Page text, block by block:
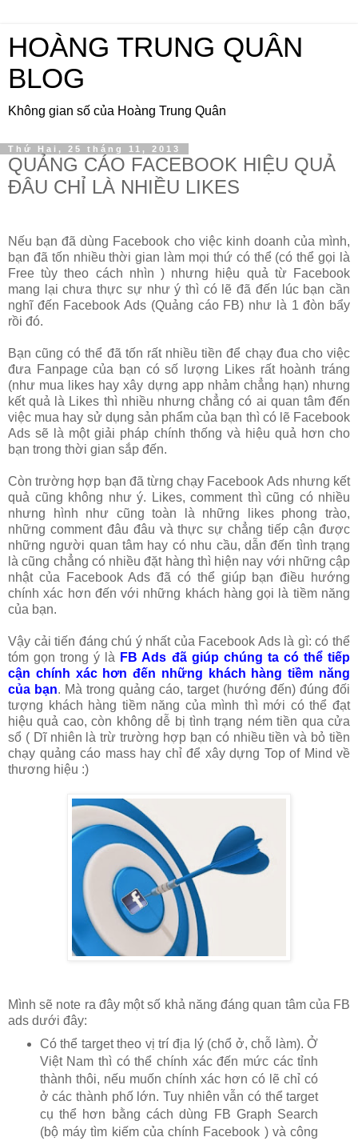
HOÀNG TRUNG QUÂN
BLOG
Không gian số của Hoàng Trung Quân
Thứ Hai, 25 tháng 11, 2013
QUẢNG CÁO FACEBOOK HIỆU QUẢ
ĐÂU CHỈ LÀ NHIỀU LIKES
Nếu bạn đã dùng Facebook cho việc kinh doanh của mình,
bạn đã tốn nhiều thời gian làm mọi thứ có thể (có thể gọi là
Free tùy theo cách nhìn ) nhưng hiệu quả từ Facebook
mang lại chưa thực sự như ý thì có lẽ đã đến lúc bạn cần
nghĩ đến Facebook Ads (Quảng cáo FB) như là 1 đòn bẩy
rồi đó.
Bạn cũng có thể đã tốn rất nhiều tiền để chạy đua cho việc
đưa Fanpage của bạn có số lượng Likes rất hoành tráng
(như mua likes hay xây dựng app nhảm chẳng hạn) nhưng
kết quả là Likes thì nhiều nhưng chẳng có ai quan tâm đến
việc mua hay sử dụng sản phẩm của bạn thì có lẽ Facebook
Ads sẽ là một giải pháp chính thống và hiệu quả hơn cho
bạn trong thời gian sắp đến.
Còn trường hợp bạn đã từng chạy Facebook Ads nhưng kết
quả cũng không như ý. Likes, comment thì cũng có nhiều
nhưng hình như cũng toàn là những likes phong trào,
những comment đâu đâu và thực sự chẳng tiếp cận được
những người quan tâm hay có nhu cầu, dẫn đến tình trạng
là cũng chẳng có nhiều đặt hàng thì hiện nay với những cập
nhật của Facebook Ads đã có thể giúp bạn điều hướng
chính xác hơn đến với những khách hàng gọi là tiềm năng
của bạn.
Vậy cải tiến đáng chú ý nhất của Facebook Ads là gì: có thể
tóm gọn trong ý là FB Ads đã giúp chúng ta có thể tiếp
cận chính xác hơn đến những khách hàng tiềm năng
của bạn. Mà trong quảng cáo, target (hướng đến) đúng đối
tượng khách hàng tiềm năng của mình thì mới có thể đạt
hiệu quả cao, còn không dễ bị tình trạng ném tiền qua cửa
sổ ( Dĩ nhiên là trừ trường hợp bạn có nhiều tiền và bỏ tiền
chạy quảng cáo mass hay chỉ để xây dựng Top of Mind về
thương hiệu :)
Mình sẽ note ra đây một số khả năng đáng quan tâm của FB
ads dưới đây:
Có thể target theo vị trí địa lý (chổ ở, chỗ làm). Ở
Việt Nam thì có thể chính xác đến mức các tỉnh
thành thôi, nếu muốn chính xác hơn có lẽ chỉ có
ở các thành phố lớn. Tuy nhiên vẫn có thể target
cụ thể hơn bằng cách dùng FB Graph Search
(bộ máy tìm kiếm của chính Facebook ) và công